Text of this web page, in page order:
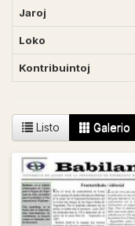
Jaroj
Loko
Kontribuintoj
Listo Galerio